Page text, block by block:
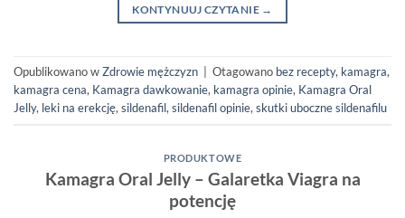
KONTYNUUJ CZYTANIE →
Opublikowano wZdrowie mężczyzn Otagowano bez recepty, kamagra,
kamagra cena, Kamagra dawkowanie, kamagra opinie, Kamagra Oral
Jelly, leki na erekcję,sildenafil,sildenafil opinie,skutki uboczne sildenafilu
PRODUKTOWE
Kamagra Oral Jelly – Galaretka Viagra na
potencję